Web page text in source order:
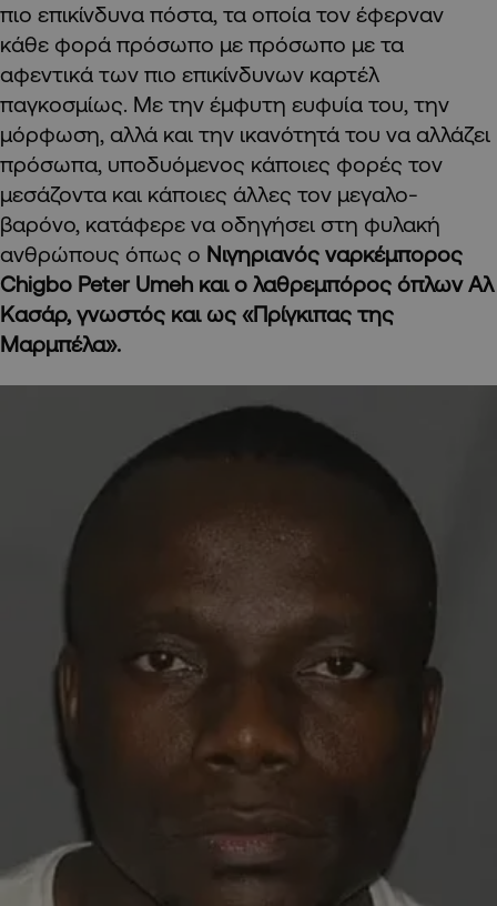
πιο επικίνδυνα πόστα, τα οποία τον έφερναν
κάθε φορά πρόσωπο με πρόσωπο με τα
αφεντικά των πιο επικίνδυνων καρτέλ
παγκοσμίως. Με την έμφυτη ευφυία του, την
μόρφωση, αλλά και την ικανότητά του να αλλάζει
πρόσωπα, υποδυόμενος κάποιες φορές τον
μεσάζοντα και κάποιες άλλες τον μεγαλο-
βαρόνο, κατάφερε να οδηγήσει στη φυλακή
ανθρώπους όπως ο Νιγηριανός ναρκέμπορος
Chigbo Peter Umeh και ο λαθρεμπόρος όπλων Αλ
Κασάρ, γνωστός και ως «Πρίγκιπας της
Μαρμπέλα».